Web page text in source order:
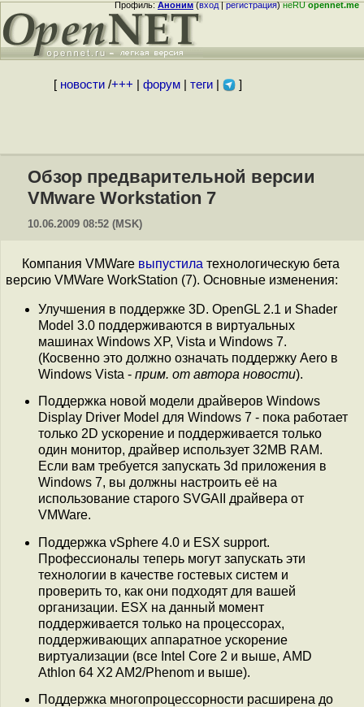
Профиль:Аноним(вход|регистрация)неRUopennet.me
[ новости/+++ форум| теги| ]
Обзор предварительной версии
VMware Workstation 7
10.06.2009 08:52 (MSK)
Компания VMWare выпустила технологическую бета
версию VMWare WorkStation (7). Основные изменения:
Улучшения в поддержке 3D. OpenGL 2.1 и Shader
Model 3.0 поддерживаются в виртуальных
машинах Windows XP, Vista и Windows 7.
(Косвенно это должно означать поддержку Aero в
Windows Vista - прим. от автора новости).
Поддержка новой модели драйверов Windows
Display Driver Model для Windows 7 - пока работает
только 2D ускорение и поддерживается только
один монитор, драйвер использует 32MB RAM.
Если вам требуется запускать 3d приложения в
Windows 7, вы должны настроить её на
использование старого SVGAII драйвера от
VMWare.
Поддержка vSphere 4.0 и ESX support.
Профессионалы теперь могут запускать эти
технологии в качестве гостевых систем и
проверить то, как они подходят для вашей
организации. ESX на данный момент
поддерживается только на процессорах,
поддерживающих аппаратное ускорение
виртуализации (все Intel Core 2 и выше, AMD
Athlon 64 X2 AM2/Phenom и выше).
Поддержка многопроцессорности расширена до